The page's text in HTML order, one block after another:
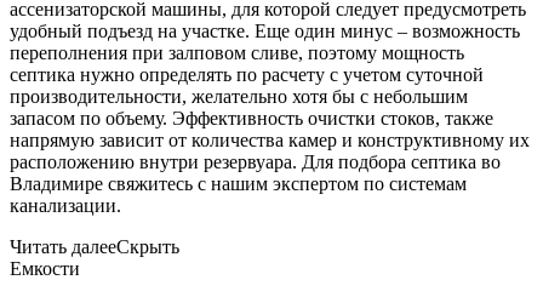
ассенизаторской машины, для которой следует предусмотреть
удобный подъезд на участке. Еще один минус – возможность
переполнения при залповом сливе, поэтому мощность
септика нужно определять по расчету с учетом суточной
производительности, желательно хотя бы с небольшим
запасом по объему. Эффективность очистки стоков, также
напрямую зависит от количества камер и конструктивному их
расположению внутри резервуара. Для подбора септика во
Владимире свяжитесь с нашим экспертом по системам
канализации.
Читать далееСкрыть
Емкости